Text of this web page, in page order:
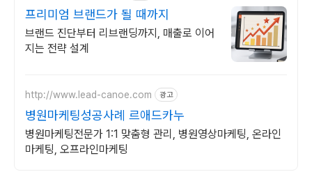
프리미엄 브랜드가 될 때까지
브랜드 진단부터 리브랜딩까지, 매출로 이어
지는 전략 설계
http://www.lead-canoe.com 광고
병원마케팅성공사례 르애드카누
병원마케팅전문가 1:1 맞춤형 관리, 병원영상마케팅, 온라인
마케팅, 오프라인마케팅